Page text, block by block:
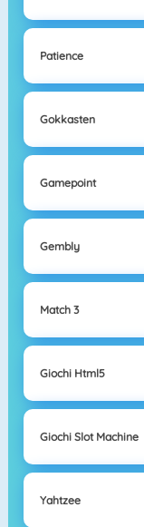
Patience
Gokkasten
Gamepoint
Gembly
Match 3
Giochi Html5
Giochi Slot Machine
Yahtzee